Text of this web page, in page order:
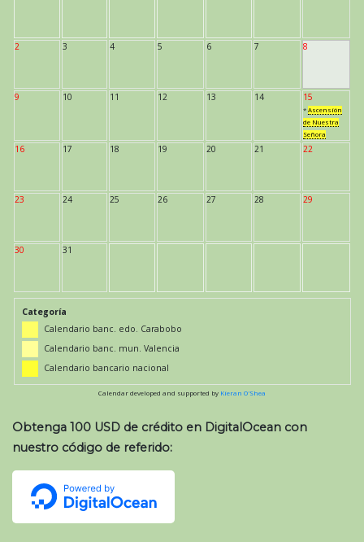
2 3 4 5 6 7 8
9 10 11 12 13 14 15
* Ascensión
de Nuestra
Señora
16 17 18 19 20 21 22
23 24 25 26 27 28 29
30 31
Categoría
Calendario banc. edo. Carabobo
Calendario banc. mun. Valencia
Calendario bancario nacional
Calendar developed and supported by Kieran O'Shea
Obtenga 100 USD de crédito en DigitalOcean con
nuestro código de referido: